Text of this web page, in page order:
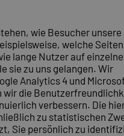
wie Besucher unsere
welche
lange Nutzer auf
sie zu uns gelangen. Wir
Analytics 4 und
wir die
verbessern. Die
zu statistischen
Sie persönlich zu